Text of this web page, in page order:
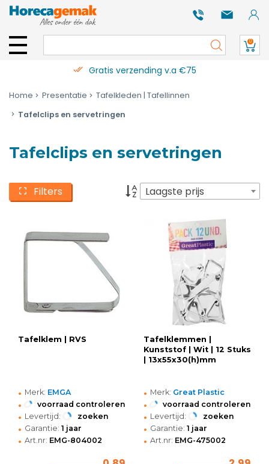
0
Gratis verzending v.a €75
Home Presentatie
Tafelkleden | Tafellinnen
Tafelclips en servetringen
Tafelclips en servetringen
Filters Laagste prijs
Tafelklem | RVS
• Merk: EMGA
• voorraad controleren
• Levertijd: zoeken
• Garantie: 1 jaar
• Art.nr: EMG-804002
Tafelklemmen |
Kunststof | Wit | 12 Stuks
| 13x55x30(h)mm
• Merk: Great Plastic
• voorraad controleren
• Levertijd: zoeken
• Garantie: 1 jaar
• Art.nr: EMG-475002